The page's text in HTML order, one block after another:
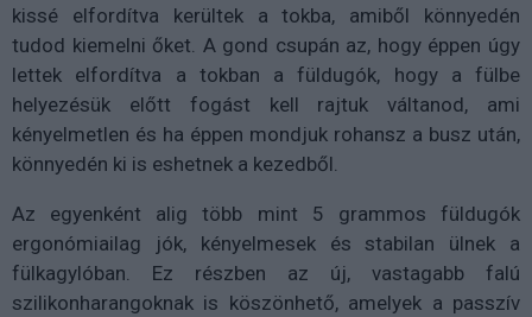
kissé elfordítva kerültek a tokba, amiből könnyedén
tudod kiemelni őket. A gond csupán az, hogy éppen úgy
lettek elfordítva a tokban a füldugók, hogy a fülbe
helyezésük előtt fogást kell rajtuk váltanod, ami
kényelmetlen és ha éppen mondjuk rohansz a busz után,
könnyedén ki is eshetnek a kezedből.
Az egyenként alig több mint 5 grammos füldugók
ergonómiailag jók, kényelmesek és stabilan ülnek a
fülkagylóban. Ez részben az új, vastagabb falú
szilikonharangoknak is köszönhető, amelyek a passzív